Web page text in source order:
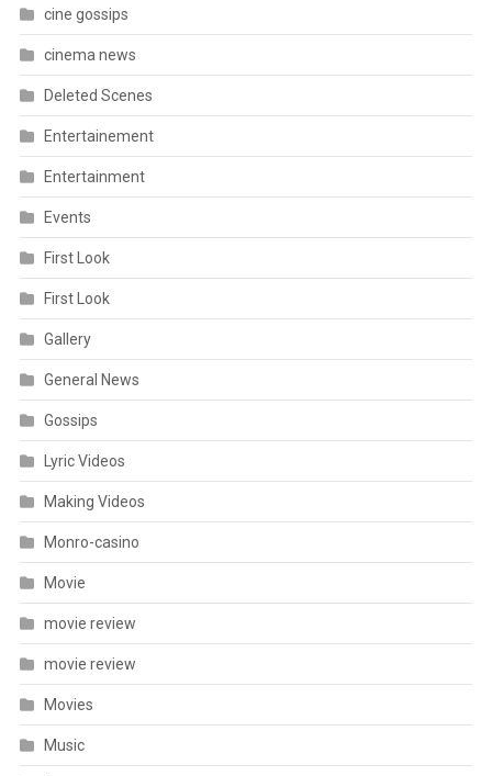
cine gossips
cinema news
Deleted Scenes
Entertainement
Entertainment
Events
First Look
First Look
Gallery
General News
Gossips
Lyric Videos
Making Videos
Monro-casino
Movie
movie review
movie review
Movies
Music